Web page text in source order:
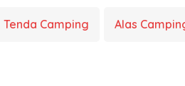
Tenda Camping Alas